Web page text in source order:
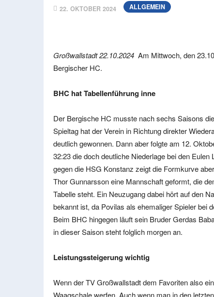
22. OKTOBER 2024 ALLGEMEIN
Großwallstadt 22.10.2024 Am Mittwoch, den
Bergischer HC.
BHC hat Tabellenführung inne
Der Bergische HC musste nach sechs Saisons
Spieltag hat der Verein in Richtung direkter
deutlich gewonnen. Dann aber folgte am 12.
32:23 die doch deutliche Niederlage bei den
gegen die HSG Konstanz zeigt die Formkurve
Thor Gunnarsson eine Mannschaft geformt, die
Tabelle steht. Ein Neuzugang dabei hört auf den
bekannt ist, da Povilas als ehemaliger Spieler bei
Beim BHC hingegen läuft sein Bruder Gerdas
in dieser Saison steht folglich morgen an.
Leistungssteigerung wichtig
Wenn der TV Großwallstadt dem Favoriten also
Waagschale werfen. Auch wenn man in den